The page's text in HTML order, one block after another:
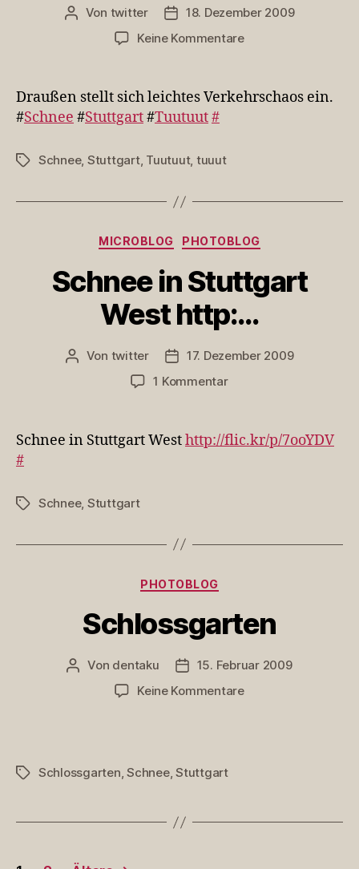
Beitragsautor
Von twitter Veröffentlichungsdatum
18. Dezember 2009
Keine Kommentarezu
sich
Draußen stellt sich leichtes Verkehrschaos ein.
#Schnee #Stuttgart#Tuutuut#
Schlagwörter
Schnee, Stuttgart, Tuutuut, tuuut
Kategorien
MICROBLOG PHOTOBLOG
Schnee in Stuttgart
West http:…
Beitragsautor
Von twitter Veröffentlichungsdatum
17. Dezember 2009
1 Kommentarzu
Stuttgart
West
Schnee in Stuttgart Westhttp://flic.kr/p/7ooYDV
#
Schlagwörter
Schnee, Stuttgart
Kategorien
PHOTOBLOG
Schlossgarten
Beitragsautor
Von dentaku Veröffentlichungsdatum
15. Februar 2009
Keine Kommentarezu
Schlagwörter
Schlossgarten,Schnee,Stuttgart